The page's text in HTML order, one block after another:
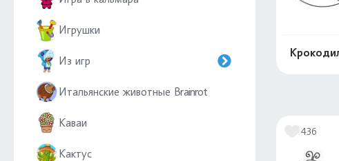
Игрушки
Из игр
Итальянские животные Brainrot
Каваи
Кактус
436